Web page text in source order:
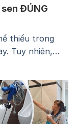
ĐÚNG
thiếu trong
Tuy nhiên,
một số…